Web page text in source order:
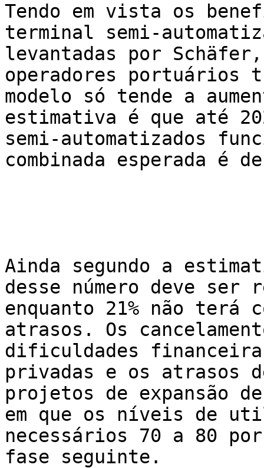
Tendo em vista os
terminal semi-
levantadas por
operadores portuários
modelo só tende a
estimativa é que até
semi-automatizados
combinada esperada é
Ainda segundo a
desse número deve ser
enquanto 21% não terá
atrasos. Os
dificuldades
privadas e os atrasos
projetos de expansão
em que os níveis de
necessários 70 a 80
fase seguinte.